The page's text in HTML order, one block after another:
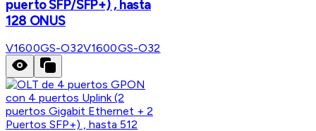
puerto SFP/SFP+) , hasta
128 ONUS
V1600GS-O32V1600GS-O32